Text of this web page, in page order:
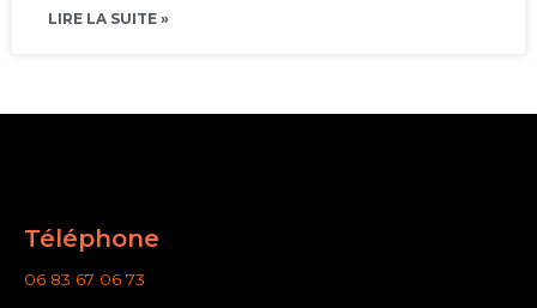
LIRE LA SUITE »
Téléphone
06 83 67 06 73